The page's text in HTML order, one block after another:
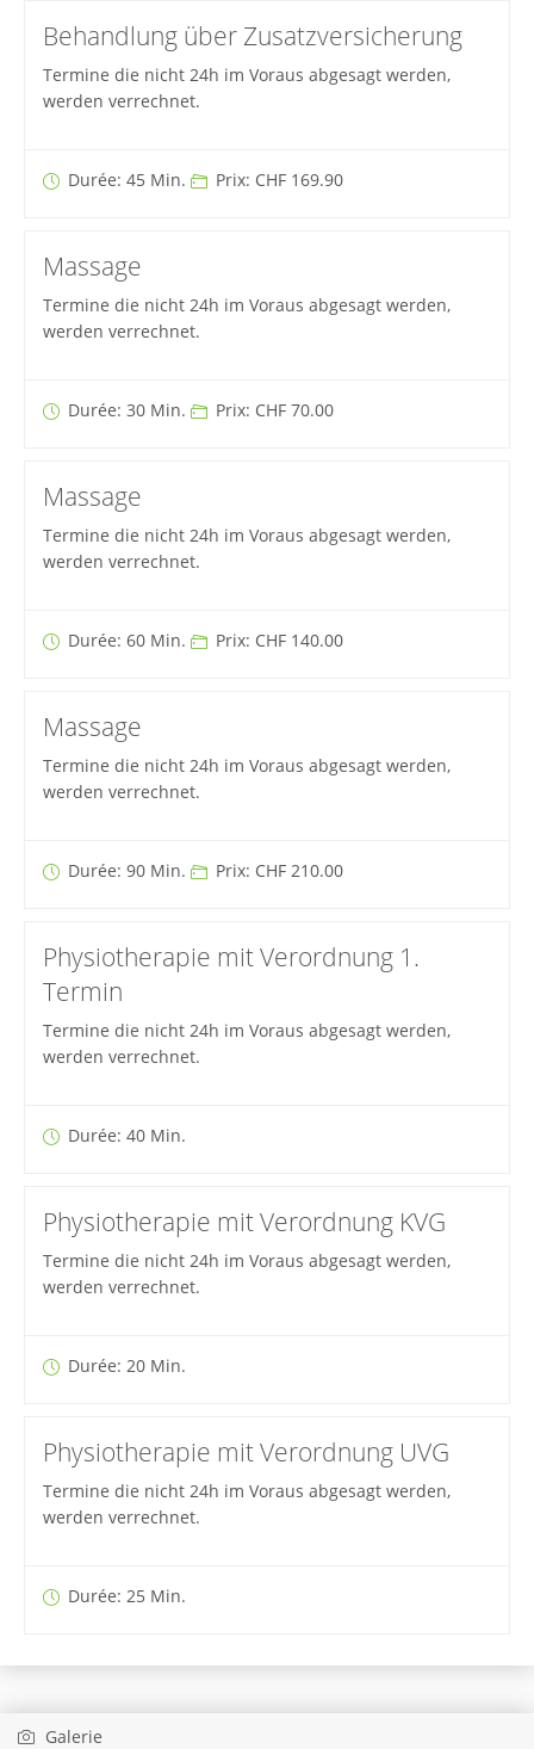
Behandlung über Zusatzversicherung
Termine die nicht 24h im Voraus abgesagt werden,
werden verrechnet.
Durée: 45 Min. Prix: CHF 169.90
Massage
Termine die nicht 24h im Voraus abgesagt werden,
werden verrechnet.
Durée: 30 Min. Prix: CHF 70.00
Massage
Termine die nicht 24h im Voraus abgesagt werden,
werden verrechnet.
Durée: 60 Min. Prix: CHF 140.00
Massage
Termine die nicht 24h im Voraus abgesagt werden,
werden verrechnet.
Durée: 90 Min. Prix: CHF 210.00
Physiotherapie mit Verordnung 1.
Termin
Termine die nicht 24h im Voraus abgesagt werden,
werden verrechnet.
Durée: 40 Min.
Physiotherapie mit Verordnung KVG
Termine die nicht 24h im Voraus abgesagt werden,
werden verrechnet.
Durée: 20 Min.
Physiotherapie mit Verordnung UVG
Termine die nicht 24h im Voraus abgesagt werden,
werden verrechnet.
Durée: 25 Min.
Galerie